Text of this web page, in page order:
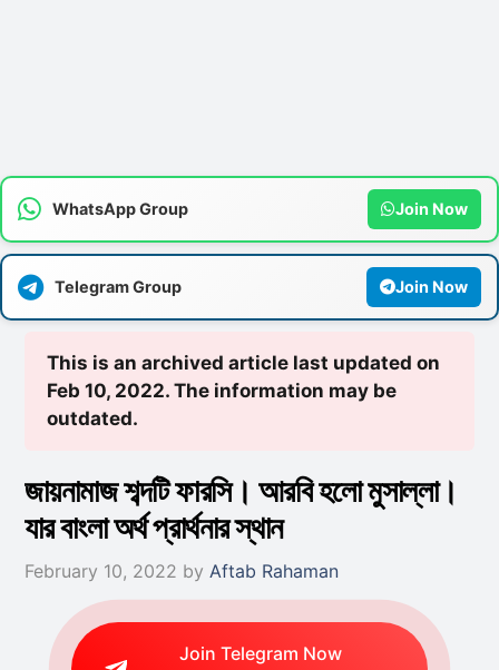
WhatsApp Group Join Now
Telegram Group Join Now
This is an archived article last updated on
Feb 10, 2022. The information may be
outdated.
জায়নামাজ শব্দটি ফারসি। আরবি হলো মুসাল্লা।
যার বাংলা অর্থ প্রার্থনার স্থান
February 10, 2022 by Aftab Rahaman
Join Telegram Now